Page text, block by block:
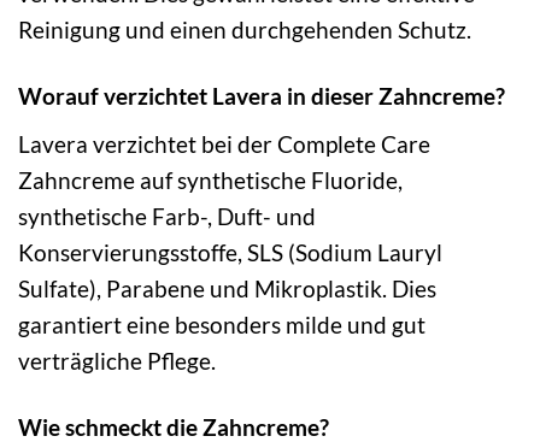
Reinigung und einen durchgehenden Schutz.
Worauf verzichtet Lavera in dieser Zahncreme?
Lavera verzichtet bei der Complete Care
Zahncreme auf synthetische Fluoride,
synthetische Farb-, Duft- und
Konservierungsstoffe, SLS (Sodium Lauryl
Sulfate), Parabene und Mikroplastik. Dies
garantiert eine besonders milde und gut
verträgliche Pflege.
Wie schmeckt die Zahncreme?